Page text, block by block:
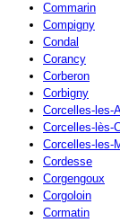
Commarin
Compigny
Condal
Corancy
Corberon
Corbigny
Corcelles-les-
Corcelles-lès-
Corcelles-les-
Cordesse
Corgengoux
Corgoloin
Cormatin